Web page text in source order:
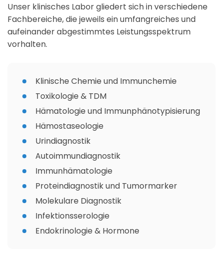
Unser klinisches Labor gliedert sich in verschiedene
Fachbereiche, die jeweils ein umfangreiches und
aufeinander abgestimmtes Leistungsspektrum
vorhalten.
Klinische Chemie und Immunchemie
Toxikologie & TDM
Hämatologie und Immunphänotypisierung
Hämostaseologie
Urindiagnostik
Autoimmundiagnostik
Immunhämatologie
Proteindiagnostik und Tumormarker
Molekulare Diagnostik
Infektionsserologie
Endokrinologie & Hormone